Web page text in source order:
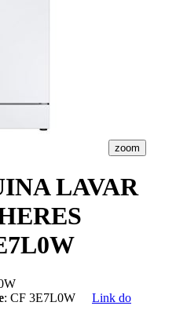
zoom
LAVAR
: CF 3E7L0W
Link do